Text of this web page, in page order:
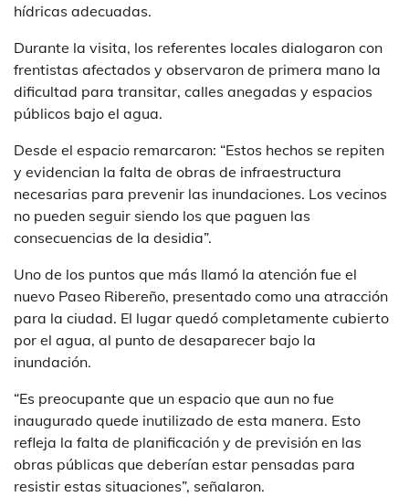
hídricas adecuadas.
Durante la visita, los referentes locales dialogaron con
frentistas afectados y observaron de primera mano la
dificultad para transitar, calles anegadas y espacios
públicos bajo el agua.
Desde el espacio remarcaron: “Estos hechos se repiten
y evidencian la falta de obras de infraestructura
necesarias para prevenir las inundaciones. Los vecinos
no pueden seguir siendo los que paguen las
consecuencias de la desidia”.
Uno de los puntos que más llamó la atención fue el
nuevo Paseo Ribereño, presentado como una atracción
para la ciudad. El lugar quedó completamente cubierto
por el agua, al punto de desaparecer bajo la
inundación.
“Es preocupante que un espacio que aun no fue
inaugurado quede inutilizado de esta manera. Esto
refleja la falta de planificación y de previsión en las
obras públicas que deberían estar pensadas para
resistir estas situaciones”, señalaron.